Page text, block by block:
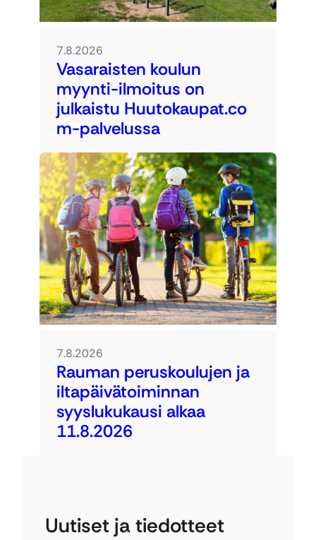
7.8.2026
Vasaraisten koulun
myynti-ilmoitus on
julkaistu Huutokaupat.co
m-palvelussa
7.8.2026
Rauman peruskoulujen ja
iltapäivätoiminnan
syyslukukausi alkaa
11.8.2026
Uutiset ja tiedotteet